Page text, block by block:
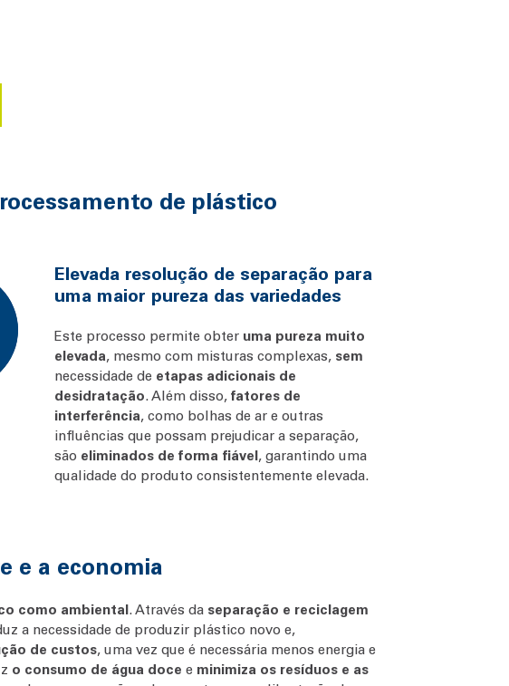
de plástico
Elevada resolução de separação para
uma maior pureza das variedades
Este processo permite obter uma pureza muito
elevada, mesmo com misturas complexas, sem
necessidade de etapas adicionais de
desidratação. Além disso, fatores de
interferência, como bolhas de ar e outras
influências que possam prejudicar a separação,
são eliminados de forma fiável, garantindo uma
qualidade do produto consistentemente elevada.
e a economia
como ambiental. Através da separação e reciclagem
a necessidade de produzir plástico novo e,
de custos, uma vez que é necessária menos energia e
o consumo de água doce e minimiza os resíduos e as